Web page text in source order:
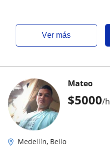
ver más
$5000/h
Mateo
Medellín, Bello